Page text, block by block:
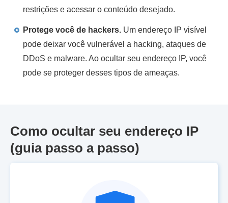
restrições e acessar o conteúdo desejado.
Protege você de hackers. Um endereço IP visível
pode deixar você vulnerável a hacking, ataques de
DDoS e malware. Ao ocultar seu endereço IP, você
pode se proteger desses tipos de ameaças.
Como ocultar seu endereço IP
(guia passo a passo)